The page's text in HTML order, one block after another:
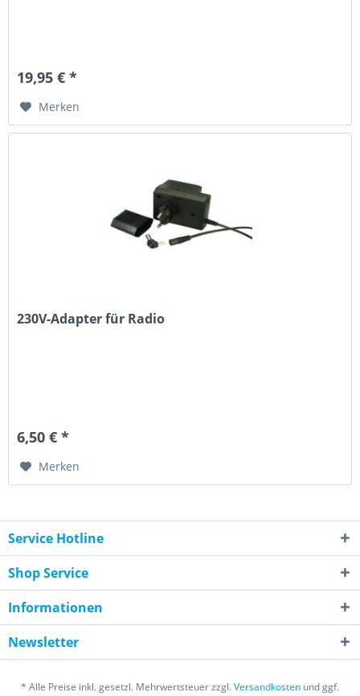
19,95 € *
Merken
230V-Adapter für Radio
6,50 € *
Merken
Service Hotline
Shop Service
Informationen
Newsletter
* Alle Preise inkl. gesetzl. Mehrwertsteuer zzgl.Versandkosten und ggf.